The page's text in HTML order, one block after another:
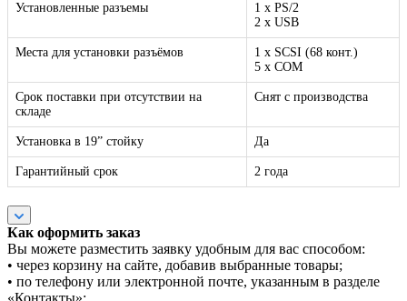
Установленные разъемы
1 x PS/2
2 x USB
Места для установки разъёмов
1 x SCSI (68 конт.)
5 x COM
Срок поставки при отсутствии на
складе
Снят с производства
Установка в 19” стойку Да
Гарантийный срок 2 года
Как оформить заказ
Вы можете разместить заявку удобным для вас способом:
• через корзину на сайте, добавив выбранные товары;
• по телефону или электронной почте, указанным в разделе